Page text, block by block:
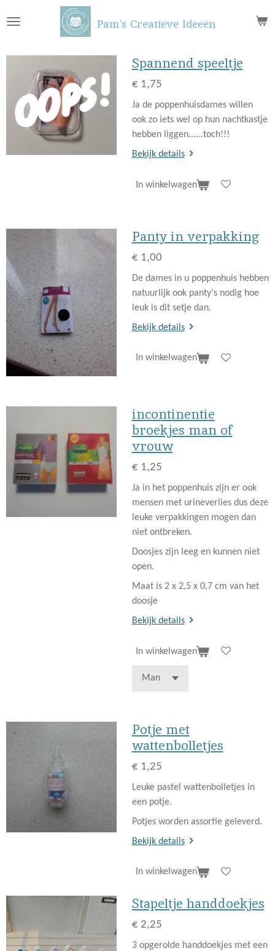
direct
de
hoofdinhoud
Pam's Creatieve Ideeën
Spannend speeltje
€ 1,75
Ja de poppenhuisdames willen
ook zo iets wel op hun nachtkastje
hebben liggen......toch!!!
Bekijk details
In winkelwagen
Panty in verpakking
€ 1,00
De dames in u poppenhuis hebben
natuurlijk ook panty's nodig hoe
leuk is dit setje dan.
Bekijk details
In winkelwagen
incontinentie
broekjes man of
vrouw
€ 1,25
Ja in het poppenhuis zijn er ook
mensen met urineverlies dus deze
leuke verpakkingen mogen dan
niet ontbreken.
Doosjes zijn leeg en kunnen niet
open.
Maat is 2 x 2,5 x 0,7 cm van het
doosje
Bekijk details
In winkelwagen
Potje met
wattenbolletjes
€ 1,25
Leuke pastel wattenbolletjes in
een potje.
Potjes worden assortie geleverd.
Bekijk details
In winkelwagen
Stapeltje handdoekjes
€ 2,25
3 opgerolde handdoekjes met een